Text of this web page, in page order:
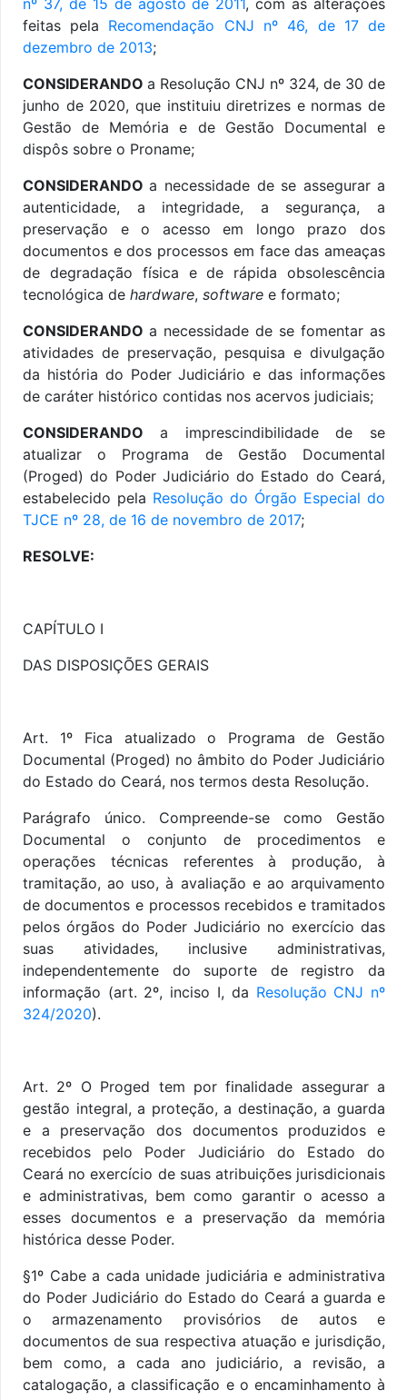
feitas pela Recomendação CNJ nº 46, de 17 de
dezembro de 2013;
CONSIDERANDO a Resolução CNJ nº 324, de 30 de
junho de 2020, que instituiu diretrizes e normas de
Gestão de Memória e de Gestão Documental e
dispôs sobre o Proname;
CONSIDERANDOa necessidade de se assegurar a
autenticidade, a integridade, a segurança, a
preservação e o acesso em longo prazo dos
documentos e dos processos em face das ameaças
de degradação física e de rápida obsolescência
tecnológica de hardware, software e formato;
CONSIDERANDO a necessidade de se fomentar as
atividades de preservação, pesquisa e divulgação
da história do Poder Judiciário e das informações
de caráter histórico contidas nos acervos judiciais;
CONSIDERANDO a imprescindibilidade de se
atualizar o Programa de Gestão Documental
(Proged) do Poder Judiciário do Estado do Ceará,
estabelecido pela Resolução do Órgão Especial do
TJCE nº 28, de 16 de novembro de 2017;
RESOLVE:
CAPÍTULO I
DAS DISPOSIÇÕES GERAIS
Art. 1º Fica atualizado o Programa de Gestão
Documental (Proged) no âmbito do Poder Judiciário
do Estado do Ceará, nos termos desta Resolução.
Parágrafo único. Compreende-se como Gestão
Documental o conjunto de procedimentos e
operações técnicas referentes à produção, à
tramitação, ao uso, à avaliação e ao arquivamento
de documentos e processos recebidos e tramitados
pelos órgãos do Poder Judiciário no exercício das
suas atividades, inclusive administrativas,
independentemente do suporte de registro da
informação (art. 2º, inciso I, da Resolução CNJ nº
324/2020).
Art. 2º O Proged tem por finalidade assegurar a
gestão integral, a proteção, a destinação, a guarda
e a preservação dos documentos produzidos e
recebidos pelo Poder Judiciário do Estado do
Ceará no exercício de suas atribuições jurisdicionais
e administrativas, bem como garantir o acesso a
esses documentos e a preservação da memória
histórica desse Poder.
§1º Cabe a cada unidade judiciária e administrativa
do Poder Judiciário do Estado do Ceará a guarda e
o armazenamento provisórios de autos e
documentos de sua respectiva atuação e jurisdição,
bem como, a cada ano judiciário, a revisão, a
catalogação, a classificação e o encaminhamento à